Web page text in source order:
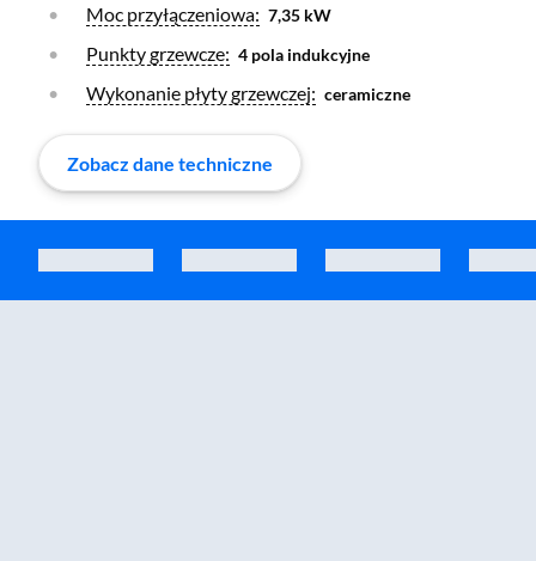
Otwórz warstwę
Moc przyłączeniowa: 7,35 kW
Otwórz warstwę
Punkty grzewcze: 4 pola indukcyjne
Otwórz warstwę
Wykonanie płyty grzewczej: ceramiczne
Zobacz dane techniczne